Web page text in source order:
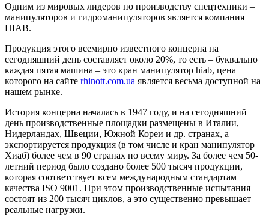
Одним из мировых лидеров по производству спецтехники –
манипуляторов и гидроманипуляторов является компания
HIAB.
Продукция этого всемирно известного концерна на
сегодняшний день составляет около 20%, то есть – буквально
каждая пятая машина – это кран манипулятор hiab, цена
которого на сайте rhinott.com.ua является весьма доступной на
нашем рынке.
История концерна началась в 1947 году, и на сегодняшний
день производственные площадки размещены в Италии,
Нидерландах, Швеции, Южной Кореи и др. странах, а
экспортируется продукция (в том числе и кран манипулятор
Хиаб) более чем в 90 странах по всему миру. За более чем 50-
летний период было создано более 500 тысяч продукции,
которая соответствует всем международным стандартам
качества ISO 9001. При этом производственные испытания
состоят из 200 тысяч циклов, а это существенно превышает
реальные нагрузки.